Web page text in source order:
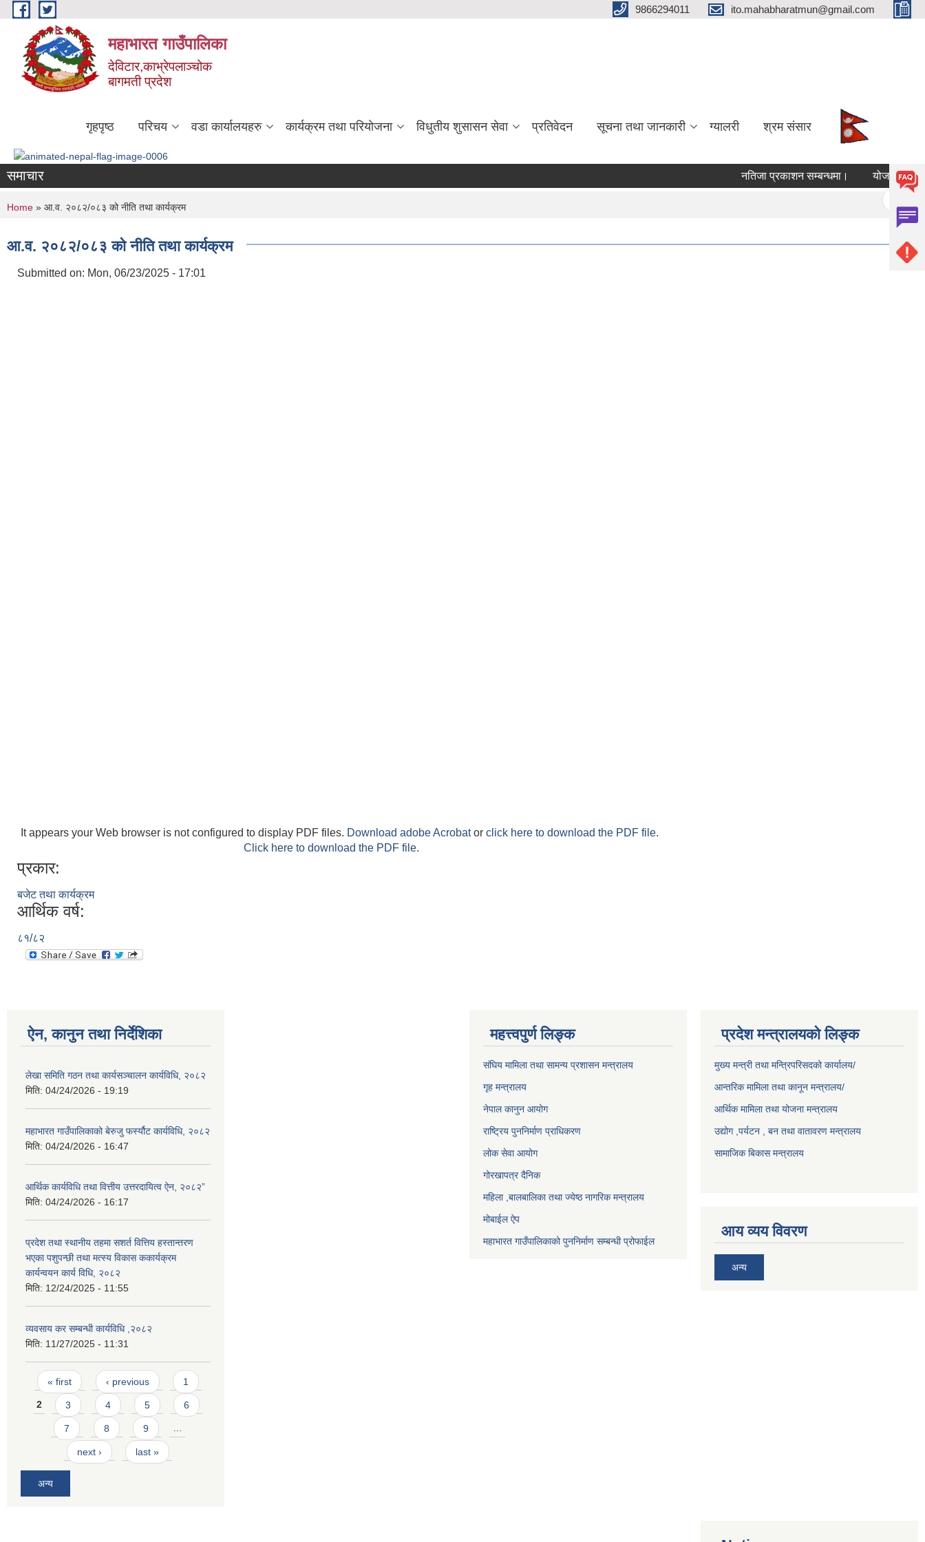
Skip to main content 9866294011 ito.mahabharatmun@gmail.com
महाभारत गाउँपालिका
देविटार,काभ्रेपलाञ्चोक
बागमती प्रदेश
गृहपृष्ठ परिचय वडा कार्यालयहरु कार्यक्रम तथा परियोजना विधुतीय शुसासन सेवा प्रतिवेदन सूचना तथा जानकारी ग्यालरी श्रम संसार
समाचार नतिजा प्रकाशन सम्बन्धमा। योजना भुक्तानी
You are here
Home » आ.व. २०८२/०८३ को नीति तथा कार्यक्रम
आ.व. २०८२/०८३ को नीति तथा कार्यक्रम
Submitted on: Mon, 06/23/2025 - 17:01
It appears your Web browser is not configured to display PDF files. Download adobe Acrobator click here to download the PDF file.
Click here to download the PDF file.
प्रकार:
बजेट तथा कार्यक्रम
आर्थिक वर्ष:
८१/८२
ऐन, कानुन तथा निर्देशिका
लेखा समिति गठन तथा कार्यसञ्चालन कार्यविधि, २०८२
मिति: 04/24/2026 - 19:19
महाभारत गाउँपालिकाको बेरुजु फर्स्यौट कार्यविधि, २०८२
मिति: 04/24/2026 - 16:47
आर्थिक कार्यविधि तथा वित्तीय उत्तरदायित्व ऐन, २०८२”
मिति: 04/24/2026 - 16:17
प्रदेश तथा स्थानीय तहमा सशर्त वित्तिय हस्तान्तरण
भएका पशुपन्छी तथा मत्स्य विकास ककार्यक्रम
कार्यन्वयन कार्य विधि, २०८२
मिति: 12/24/2025 - 11:55
व्यवसाय कर सम्बन्धी कार्यविधि ,२०८२
मिति: 11/27/2025 - 11:31
Pages
« first ‹ previous 1
2 3 4 5 6
7 8 9 …
next › last »
अन्य
महत्त्वपुर्ण लिङ्क
संघिय मामिला तथा सामन्य प्रशासन मन्त्रालय
गृह मन्त्रालय
नेपाल कानुन आयोग
राष्ट्रिय पुननिर्माण प्राधिकरण
लोक सेवा आयोग
गोरखापत्र दैनिक
महिला ,बालबालिका तथा ज्येष्ठ नागरिक मन्त्रालय
मोबाईल ऐप
महाभारत गाउँपालिकाको पुननिर्माण सम्बन्धी प्रोफाईल
प्रदेश मन्त्रालयको लिङ्क
मुख्य मन्त्री तथा मन्त्रिपरिसदको कार्यालय/
आन्तरिक मामिला तथा कानून मन्त्रालय/
आर्थिक मामिला तथा योजना मन्त्रालय
उद्योग ,पर्यटन , बन तथा वातावरण मन्त्रालय
सामाजिक बिकास मन्त्रालय
आय व्यय विवरण
अन्य